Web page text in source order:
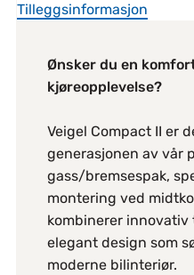
Tilleggsinformasjon
Ønsker du en
kjøreopplevelse?
Veigel Compact II er
generasjonen av vår
gass/bremsespak,
montering ved
kombinerer innovativ
elegant design som
moderne bilinteriør.